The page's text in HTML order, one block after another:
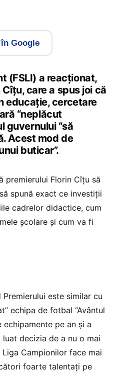
Google
(FSLI) a reacționat,
Cîțu, care a spus joi că
educație, cercetare
“neplăcut
guvernului “să
Acest mod de
buticar”.
premierului Florin Cîțu să
spună exact ce investiții
cadrelor didactice, cum
școlare și cum va fi
este similar cu
echipa de fotbal “Avântul
echipamente pe an și a
decizia de a nu o mai
Campionilor face mai
foarte talentați pe